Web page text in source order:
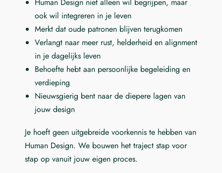
ook wil integreren in je leven
Merkt dat oude patronen blijven terugkomen
Verlangt naar meer rust, helderheid en alignment
in je dagelijks leven
Behoefte hebt aan persoonlijke begeleiding en
verdieping
Nieuwsgierig bent naar de diepere lagen van
jouw design
Je hoeft geen uitgebreide voorkennis te hebben van
Human Design. We bouwen het traject stap voor
stap op vanuit jouw eigen proces.